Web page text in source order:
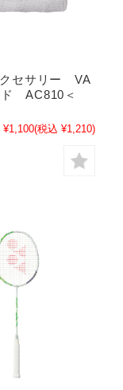
セサリー VA
ド AC810＜
¥1,100(税込 ¥1,210)